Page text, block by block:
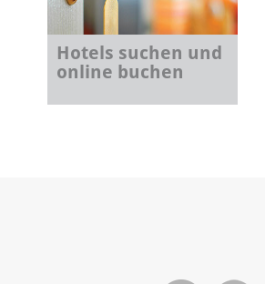
Hotels suchen und
online buchen